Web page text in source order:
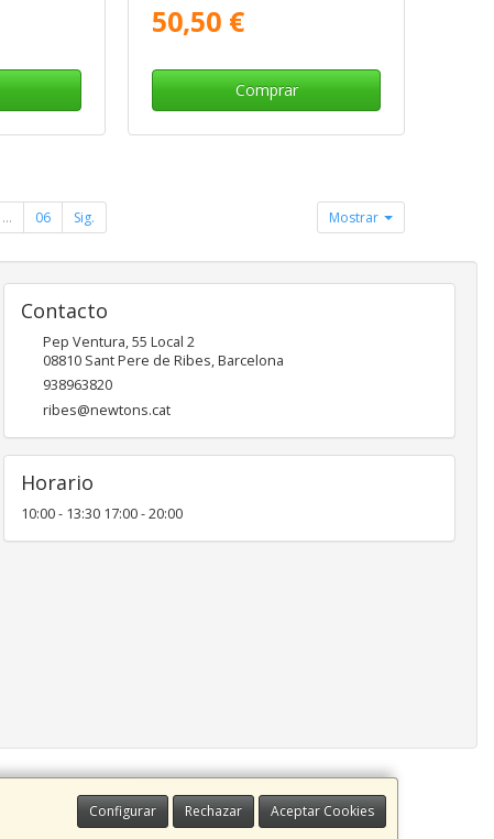
50,50 €
Comprar
... 06 Sig. Mostrar
Configurar Rechazar Aceptar Cookies
Contacto
Pep Ventura, 55 Local 2
08810 Sant Pere de Ribes,Barcelona
938963820
ribes@newtons.cat
Horario
10:00 - 13:30 17:00 - 20:00